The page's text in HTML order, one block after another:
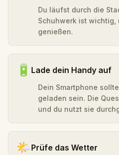
Du läufst durch die
Schuhwerk ist wichtig,
genießen.
🔋 Lade dein Handy auf
Dein Smartphone
geladen sein. Die
und du nutzt sie
🌤️Prüfe das Wetter